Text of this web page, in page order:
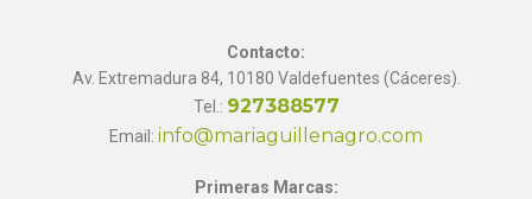
Contacto:
Av. Extremadura 84, 10180 Valdefuentes (Cáceres).
Tel.: 927388577
Email: info@mariaguillenagro.com
Primeras Marcas: